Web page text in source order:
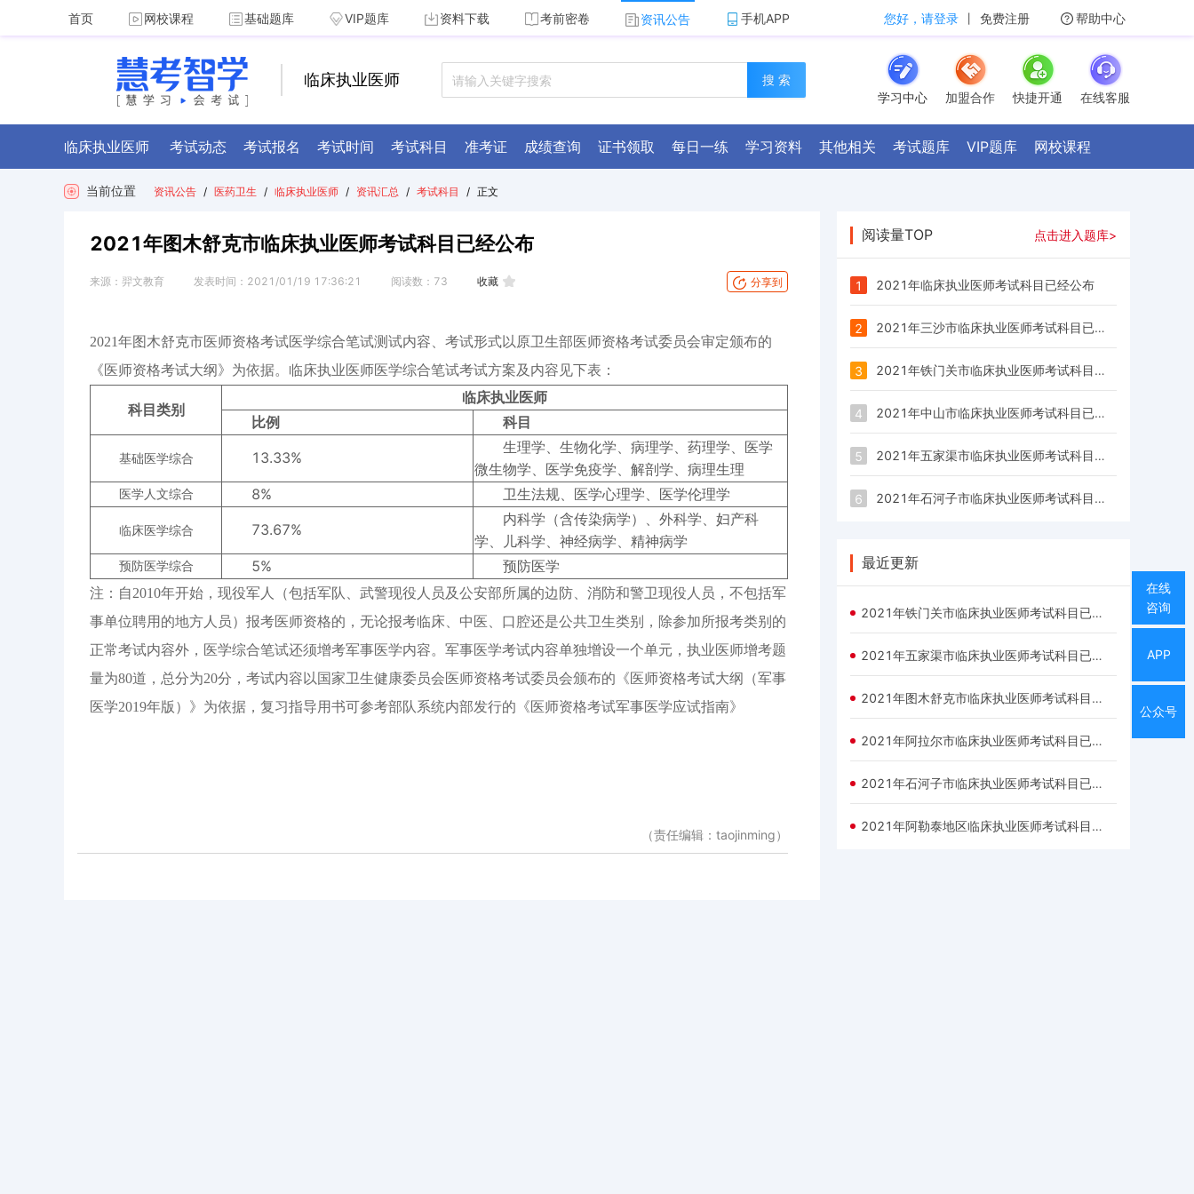
首页 网校课程 基础题库 VIP题库 资料下载 考前密卷 资讯公告 手机APP 您好，请登录 丨 免费注册 帮助中心
在线
咨询
APP
公众号
临床执业医师
搜 索
学习中心
加盟合作 快捷开通 在线客服
临床执业医师 考试动态 考试报名 考试时间 考试科目 准考证 成绩查询 证书领取 每日一练 学习资料 其他相关 考试题库 VIP题库 网校课程
当前位置 资讯公告 / 医药卫生 / 临床执业医师 / 资讯汇总 / 考试科目 / 正文
2021年图木舒克市临床执业医师考试科目已经公布
来源： 羿文教育 发表时间： 2021/01/19 17:36:21 阅读数： 73 收藏 分享到
2021年图木舒克市医师资格考试医学综合笔试测试内容、考试形式以原卫生部医师资格考试委员会审定颁布的
《医师资格考试大纲》为依据。临床执业医师医学综合笔试考试方案及内容见下表：
科目类别
临床执业医师
比例
科目
基础医学综合 13.33%
生理学、生物化学、病理学、药理学、医学
微生物学、医学免疫学、解剖学、病理生理
医学人文综合 8% 卫生法规、医学心理学、医学伦理学
临床医学综合 73.67%
内科学（含传染病学）、外科学、妇产科
学、儿科学、神经病学、精神病学
预防医学综合 5% 预防医学
注：自2010年开始，现役军人（包括军队、武警现役人员及公安部所属的边防、消防和警卫现役人员，不包括军
事单位聘用的地方人员）报考医师资格的，无论报考临床、中医、口腔还是公共卫生类别，除参加所报考类别的
正常考试内容外，医学综合笔试还须增考军事医学内容。军事医学考试内容单独增设一个单元，执业医师增考题
量为80道，总分为20分，考试内容以国家卫生健康委员会医师资格考试委员会颁布的《医师资格考试大纲（军事
医学2019年版）》为依据，复习指导用书可参考部队系统内部发行的《医师资格考试军事医学应试指南》
（责任编辑：taojinming）
阅读量TOP 点击进入题库>
1 2021年临床执业医师考试科目已经公布
2 2021年三沙市临床执业医师考试科目已经公布
3 2021年铁门关市临床执业医师考试科目已经公布
4 2021年中山市临床执业医师考试科目已经公布
5 2021年五家渠市临床执业医师考试科目已经公布
6 2021年石河子市临床执业医师考试科目已经公布
最近更新
2021年铁门关市临床执业医师考试科目已经公布
2021年五家渠市临床执业医师考试科目已经公布
2021年图木舒克市临床执业医师考试科目已经公布
2021年阿拉尔市临床执业医师考试科目已经公布
2021年石河子市临床执业医师考试科目已经公布
2021年阿勒泰地区临床执业医师考试科目已经公布